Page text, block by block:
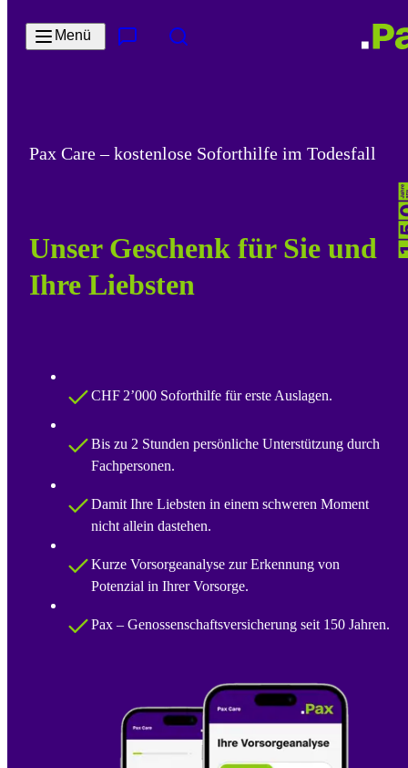
Menü
Pax Care – kostenlose Soforthilfe im Todesfall
Unser Geschenk für Sie und
Ihre Liebsten
CHF 2’000 Soforthilfe für erste Auslagen.
Bis zu 2 Stunden persönliche Unterstützung durch
Fachpersonen.
Damit Ihre Liebsten in einem schweren Moment
nicht allein dastehen.
Kurze Vorsorgeanalyse zur Erkennung von
Potenzial in Ihrer Vorsorge.
Pax – Genossenschaftsversicherung seit 150 Jahren.